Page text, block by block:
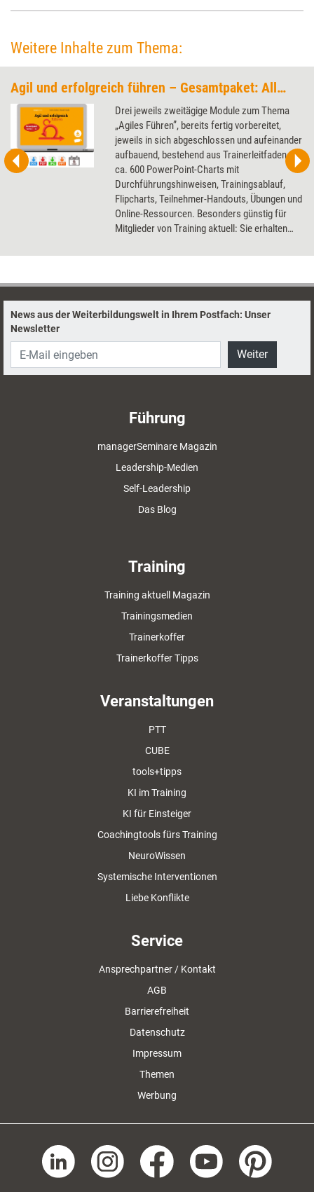
Weitere Inhalte zum Thema:
Agil und erfolgreich führen – Gesamtpaket: Alle drei Module zusammen zum Sonderpreis
Drei jeweils zweitägige Module zum Thema
„Agiles Führen”, bereits fertig vorbereitet,
jeweils in sich abgeschlossen und aufeinander
aufbauend, bestehend aus Trainerleitfaden,
ca. 600 PowerPoint-Charts mit
Durchführungshinweisen, Trainingsablauf,
Flipcharts, Teilnehmer-Handouts, Übungen und
Online-Ressourcen. Besonders günstig für
Mitglieder von Training aktuell: Sie erhalten
günstiger.
News aus der Weiterbildungswelt in Ihrem Postfach: Unser
Newsletter
Weiter
Führung
managerSeminare Magazin
Leadership-Medien
Self-Leadership
Das Blog
Training
Training aktuell Magazin
Trainingsmedien
Trainerkoffer
Trainerkoffer Tipps
Veranstaltungen
PTT
CUBE
tools+tipps
KI im Training
KI für Einsteiger
Coachingtools fürs Training
NeuroWissen
Systemische Interventionen
Liebe Konflikte
Service
Ansprechpartner / Kontakt
AGB
Barrierefreiheit
Datenschutz
Impressum
Themen
Werbung